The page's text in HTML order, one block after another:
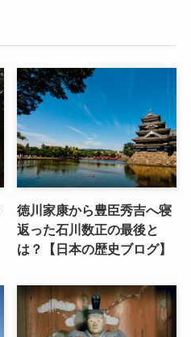
徳川家康から豊臣秀吉へ寝
返った石川数正の最後と
は？【日本の歴史ブログ】